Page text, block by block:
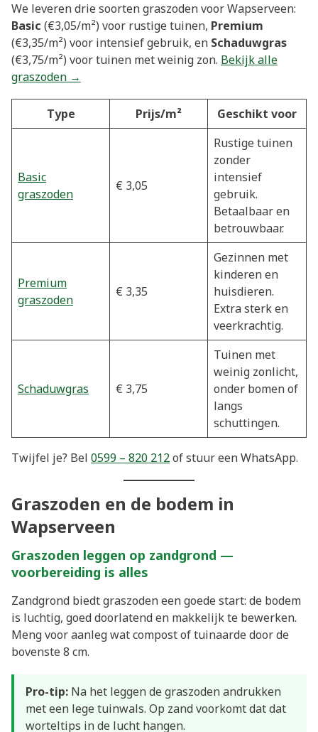
We leveren drie soorten graszoden voor Wapserveen:
Basic (€3,05/m²) voor rustige tuinen, Premium
(€3,35/m²) voor intensief gebruik, en Schaduwgras
(€3,75/m²) voor tuinen met weinig zon. Bekijk alle
graszoden →
Type Prijs/m² Geschikt voor
Basic
graszoden
€ 3,05
Rustige tuinen
zonder
intensief
gebruik.
Betaalbaar en
betrouwbaar.
Premium
graszoden
€ 3,35
Gezinnen met
kinderen en
huisdieren.
Extra sterk en
veerkrachtig.
Schaduwgras € 3,75
Tuinen met
weinig zonlicht,
onder bomen of
langs
schuttingen.
Twijfel je? Bel 0599 – 820 212of stuur een WhatsApp.
Graszoden en de bodem in
Wapserveen
Graszoden leggen op zandgrond —
voorbereiding is alles
Zandgrond biedt graszoden een goede start: de bodem
is luchtig, goed doorlatend en makkelijk te bewerken.
Meng voor aanleg wat compost of tuinaarde door de
bovenste 8 cm.
Pro-tip: Na het leggen de graszoden andrukken
met een lege tuinwals. Op zand voorkomt dat dat
worteltips in de lucht hangen.